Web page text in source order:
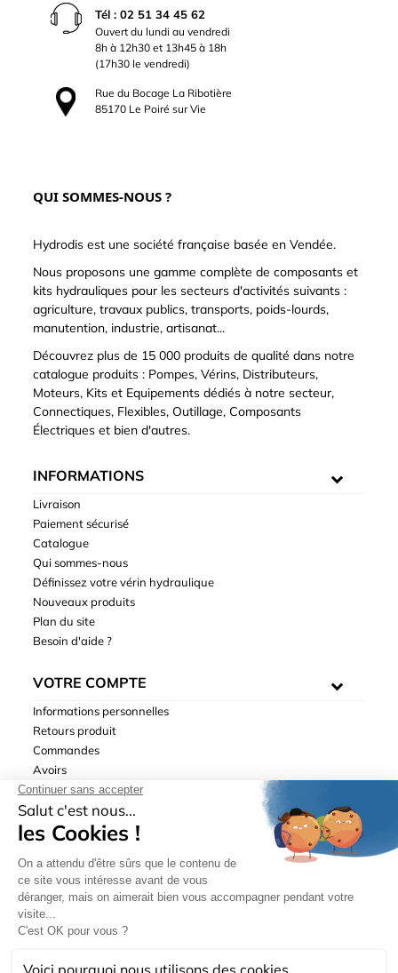
Tél : 02 51 34 45 62
Ouvert du lundi au vendredi
8h à 12h30 et 13h45 à 18h
(17h30 le vendredi)
Rue du Bocage La Ribotière
85170 Le Poiré sur Vie
QUI SOMMES-NOUS ?
Hydrodis est une société française basée en Vendée.
Nous proposons une gamme complète de composants et
kits hydrauliques pour les secteurs d'activités suivants :
agriculture, travaux publics, transports, poids-lourds,
manutention, industrie, artisanat...
Découvrez plus de 15 000 produits de qualité dans notre
catalogue produits : Pompes, Vérins, Distributeurs,
Moteurs, Kits et Equipements dédiés à notre secteur,
Connectiques, Flexibles, Outillage, Composants
Électriques et bien d'autres.
INFORMATIONS
Livraison
Paiement sécurisé
Catalogue
Qui sommes-nous
Définissez votre vérin hydraulique
Nouveaux produits
Plan du site
Besoin d'aide ?
VOTRE COMPTE
Informations personnelles
Retours produit
Commandes
Avoirs
Adresses
Bons de réduction